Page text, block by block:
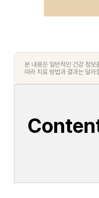
본 내용은 일반적인 건강 정보
따라 치료 방법과 결과는 달라